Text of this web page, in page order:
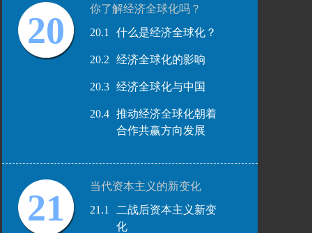
20
你了解经济全球化吗？
20.1
什么是经济全球化？
20.2 经济全球化的影响
20.3 经济全球化与中国
20.4
推动经济全球化朝着
合作共赢方向发展
21
当代资本主义的新变化
21.1
二战后资本主义新变
化